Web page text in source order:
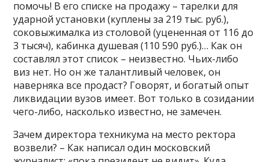
помочь! В его списке на продажу – тарелки для
ударной установки (куплены за 219 тыс. руб.),
соковыжималка из столовой (уцененная от 116 до
3 тысяч), кабинка душевая (110 590 руб.)… Как он
составлял этот список – неизвестно. Чьих-либо
виз нет. Но он же талантливый человек, он
наверняка все продаст? Говорят, и богатый опыт
ликвидации вузов имеет. Вот только в созидании
чего-либо, насколько известно, не замечен.
Зачем директора техникума на место ректора
возвели? – Как написал один московский